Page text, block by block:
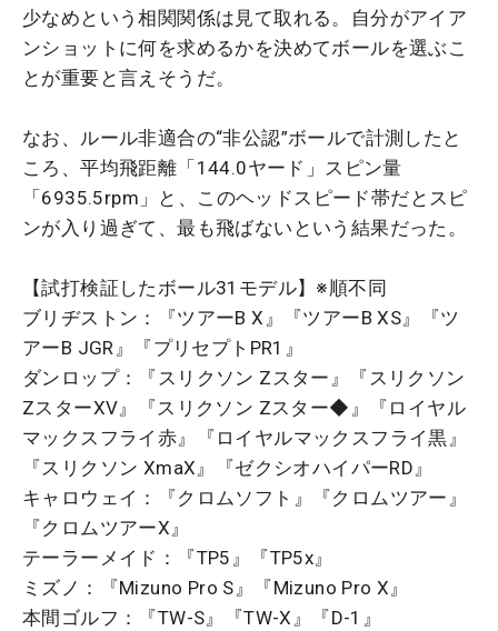
少なめという相関関係は見て取れる。自分がアイア
ンショットに何を求めるかを決めてボールを選ぶこ
とが重要と言えそうだ。
なお、ルール非適合の“非公認”ボールで計測したと
ころ、平均飛距離「144.0ヤード」スピン量
「6935.5rpm」と、このヘッドスピード帯だとスピ
ンが入り過ぎて、最も飛ばないという結果だった。
【試打検証したボール31モデル】※順不同
ブリヂストン：『ツアーB X』『ツアーB XS』『ツ
アーB JGR』『プリセプトPR1』
ダンロップ：『スリクソン Zスター』『スリクソン
ZスターXV』『スリクソン Zスター◆』『ロイヤル
マックスフライ赤』『ロイヤルマックスフライ黒』
『スリクソン XmaX』『ゼクシオハイパーRD』
キャロウェイ：『クロムソフト』『クロムツアー』
『クロムツアーX』
テーラーメイド：『TP5』『TP5x』
ミズノ：『Mizuno Pro S』『Mizuno Pro X』
本間ゴルフ：『TW-S』『TW-X』『D-1』